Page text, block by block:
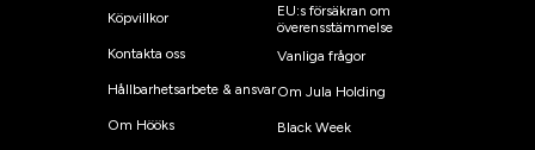
Köpvillkor
Kontakta oss
Hållbarhetsarbete & ansvar
Om Hööks
EU:s försäkran om
överensstämmelse
Vanliga frågor
Om Jula Holding
Black Week